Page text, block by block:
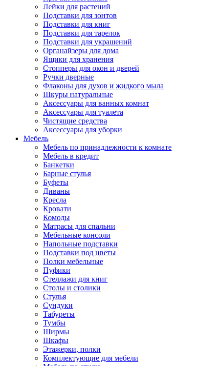
Лейки для растений
Подставки для зонтов
Подставки для книг
Подставки для тарелок
Подставки для украшений
Органайзеры для дома
Ящики для хранения
Стопперы для окон и дверей
Ручки дверные
Флаконы для духов и жидкого мыла
Шкуры натуральные
Аксессуары для ванных комнат
Аксессуары для туалета
Чистящие средства
Аксессуары для уборки
Мебель
Мебель по принадлежности к комнате
Мебель в кредит
Банкетки
Барные стулья
Буфеты
Диваны
Кресла
Кровати
Комоды
Матрасы для спальни
Мебельные консоли
Напольные подставки
Подставки под цветы
Полки мебельные
Пуфики
Стеллажи для книг
Столы и столики
Стулья
Сундуки
Табуреты
Тумбы
Ширмы
Шкафы
Этажерки, полки
Комплектующие для мебели